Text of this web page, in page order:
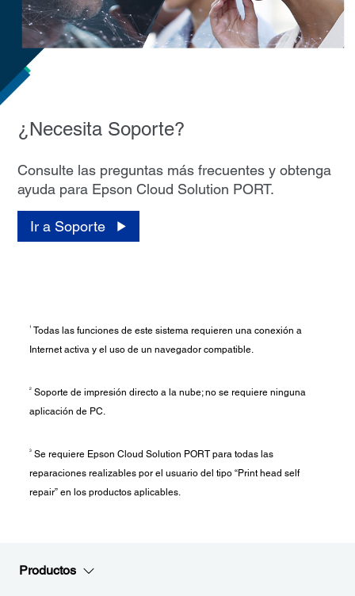
¿Necesita Soporte?
Consulte las preguntas más frecuentes y obtenga
ayuda para Epson Cloud Solution PORT.
Ir a Soporte
1 Todas las funciones de este sistema requieren una conexión a
Internet activa y el uso de un navegador compatible.
2 Soporte de impresión directo a la nube; no se requiere ninguna
aplicación de PC.
3 Se requiere Epson Cloud Solution PORT para todas las
reparaciones realizables por el usuario del tipo “Print head self
repair” en los productos aplicables.
Productos